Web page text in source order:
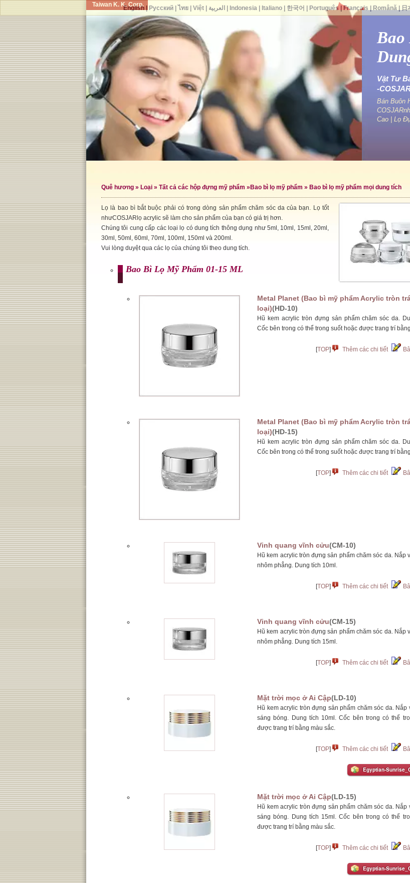
Taiwan K. K. Corp.
Bao
Vật Tư
-
Bán Buôn
Cao | Lọ
Quê hương » Loại » Tất cả các hộp đựng mỹ phẩm » Bao bì lọ mỹ phẩm » Bao bì lọ mỹ phẩm mọi dung tích
Lọ là bao bì bắt buộc phải có trong dòng sản phẩm chăm sóc da của bạn. Lọ tốt
nhưCOSJARlọ acrylic sẽ làm cho sản phẩm của bạn có giá trị hơn.
Chúng tôi cung cấp các loại lọ có dung tích thông dụng như 5ml, 10ml, 15ml, 20ml,
30ml, 50ml, 60ml, 70ml, 100ml, 150ml và 200ml.
Vui lòng duyệt qua các lọ của chúng tôi theo dung tích.
Bao Bì Lọ Mỹ Phẩm 01-15 ML
Metal Planet (Bao bì mỹ phẩm Acrylic tròn
loại)(HD-10)
Hũ kem acrylic tròn đựng sản phẩm chăm sóc da.
Cốc bên trong có thể trong suốt hoặc được trang trí
[TOP] Thêm các chi tiết
Metal Planet (Bao bì mỹ phẩm Acrylic tròn
loại)(HD-15)
Hũ kem acrylic tròn đựng sản phẩm chăm sóc da.
Cốc bên trong có thể trong suốt hoặc được trang trí
[TOP] Thêm các chi tiết
Vinh quang vĩnh cửu(CM-10)
Hũ kem acrylic tròn đựng sản phẩm chăm sóc da. Nắp
nhôm phẳng. Dung tích 10ml.
[TOP] Thêm các chi tiết
Vinh quang vĩnh cửu(CM-15)
Hũ kem acrylic tròn đựng sản phẩm chăm sóc da. Nắp
nhôm phẳng. Dung tích 15ml.
[TOP] Thêm các chi tiết
Mặt trời mọc ở Ai Cập(LD-10)
Hũ kem acrylic tròn đựng sản phẩm chăm sóc da. Nắp
sáng bóng. Dung tích 10ml. Cốc bên trong có thể
được trang trí bằng màu sắc.
[TOP] Thêm các chi tiết
Egyptian-
Mặt trời mọc ở Ai Cập(LD-15)
Hũ kem acrylic tròn đựng sản phẩm chăm sóc da. Nắp
sáng bóng. Dung tích 15ml. Cốc bên trong có thể
được trang trí bằng màu sắc.
[TOP] Thêm các chi tiết
Egyptian-
English| Русский| ไทย| Việt| العربية Indonesia| Italiano| 한국어 Português Français Română| 日